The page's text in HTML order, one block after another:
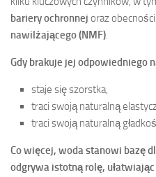
bariery ochronnej oraz
nawilżającego (NMF).
Gdy brakuje jej odpowiedniego
staje się szorstka,
traci swoją naturalną
traci swoją naturalną
Co więcej, woda stanowi bazę
odgrywa istotną rolę,